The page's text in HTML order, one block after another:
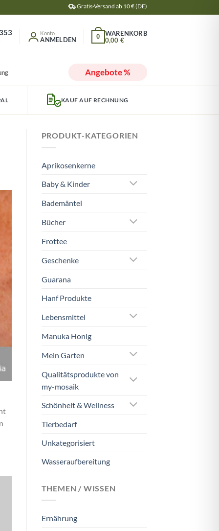
Gratis-Versand ab 10 € (DE)
ANMELDEN 0,00 €
0
Angebote %
KAUF AUF RECHNUNG
PRODUKT-KATEGORIEN
Aprikosenkerne
Baby & Kinder
Bademäntel
Bücher
Frottee
Geschenke
Guarana
Hanf Produkte
Lebensmittel
Manuka Honig
Mein Garten
Qualitätsprodukte von
my-mosaik
Schönheit & Wellness
Tierbedarf
Unkategorisiert
Wasseraufbereitung
THEMEN / WISSEN
Ernährung